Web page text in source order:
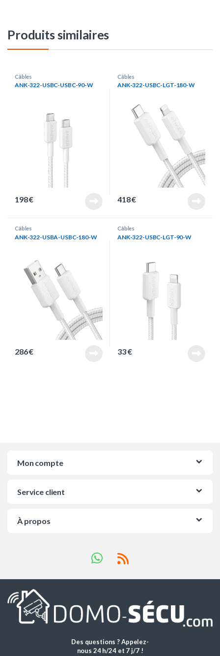
Produits similaires
Câbles
ANK-322-USBC-USBC-90-W
198€
Câbles
ANK-322-USBC-LGT-180-W
418€
Câbles
ANK-322-USBA-USBC-180-W
286€
Câbles
ANK-322-USBC-LGT-90-W
33€
Mon compte
Service client
À propos
Des questions ? Appelez-
nous 24 h/24 et 7 j/7 !